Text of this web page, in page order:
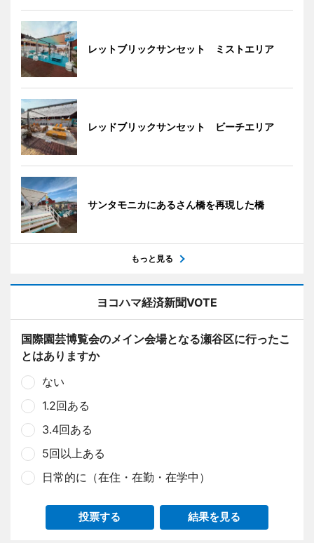
レットブリックサンセット ミストエリア
レッドブリックサンセット ビーチエリア
サンタモニカにあるさん橋を再現した橋
もっと見る
ヨコハマ経済新聞VOTE
国際園芸博覧会のメイン会場となる瀬谷区に行ったこ
とはありますか
ない
1.2回ある
3.4回ある
5回以上ある
日常的に（在住・在勤・在学中）
投票する 結果を見る